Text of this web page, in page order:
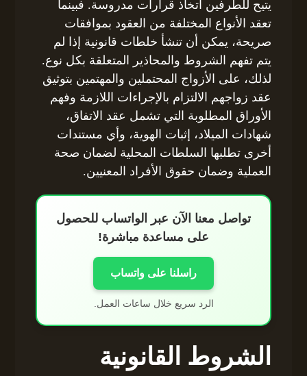
يتيح للطرفين اتخاذ قرارات مدروسة. فبينما
تعقد الأنواع المختلفة من العقود بموافقات
صريحة، يمكن أن تنشأ خلطات قانونية إذا لم
يتم تفهم الشروط والمحاذير المتعلقة بكل نوع.
لذلك، على الأزواج المحتملين والمهتمين بتوثيق
عقد زواجهم الالتزام بالإجراءات اللازمة وفهم
الأوراق المطلوبة التي تشمل عقد الاتفاق،
شهادات الميلاد، إثبات الهوية، وأي مستندات
أخرى تطلبها السلطات المحلية لضمان صحة
العملية وضمان حقوق الأفراد المعنيين.
تواصل معنا الآن عبر الواتساب للحصول
على مساعدة مباشرة!
راسلنا على واتساب
الرد سريع خلال ساعات العمل.
الشروط القانونية